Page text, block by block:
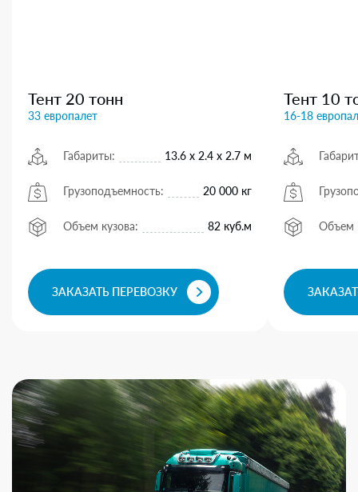
Тент 20 тонн
33 европалет
Габариты: 13.6 х 2.4 х 2.7 м
Грузоподъемность: 20 000 кг
Объем кузова: 82 куб.м
ЗАКАЗАТЬ ПЕРЕВОЗКУ
Тент 10
16-18
Объем